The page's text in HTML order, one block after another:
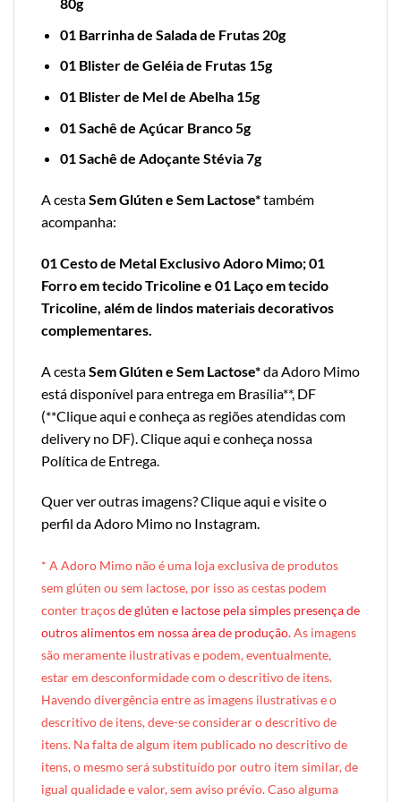
01 Barrinha de Salada de Frutas 20g
01 Blister de Geléia de Frutas 15g
01 Blister de Mel de Abelha 15g
01 Sachê de Açúcar Branco 5g
01 Sachê de Adoçante Stévia 7g
A cestaSem Glúten e Sem Lactose*também
acompanha:
01 Cesto de Metal Exclusivo Adoro Mimo; 01
Forro em tecido Tricoline e 01 Laço em tecido
Tricoline, além de lindos materiais decorativos
complementares.
A cestaSem Glúten e Sem Lactose*da Adoro Mimo
está disponível para entrega em Brasília**, DF
(**Clique aqui e conheça as regiões atendidas com
delivery no DF). Clique aqui e conheça nossa
Política de Entrega
Quer ver outras imagens?Clique aqui e visite o
perfil da Adoro Mimo no Instagram.
* A Adoro Mimo não é uma loja exclusiva de produtos
sem glúten ou sem lactose, por isso as cestas podem
conter traçosde glúten e lactose pela simples presença de
outros alimentos em nossa área de produção.As imagens
são meramente ilustrativas e podem, eventualmente,
estar em desconformidade com o descritivo de itens.
Havendo divergência entre as imagens ilustrativas e o
descritivo de itens, deve-se considerar o descritivo de
itens. Na falta de algum item publicado no descritivo de
itens, o mesmo será substituído por outro item similar, de
igual qualidade e valor, sem aviso prévio. Caso alguma